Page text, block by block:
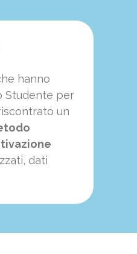
hanno
Studente per
un
dati